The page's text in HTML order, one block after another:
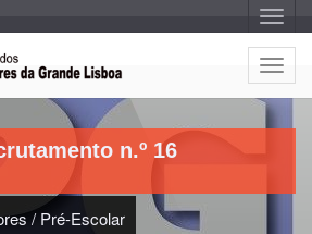
A
l
t
e
r
a
g
A
l
t
e
a
n.º 16
/Pré-Escolar